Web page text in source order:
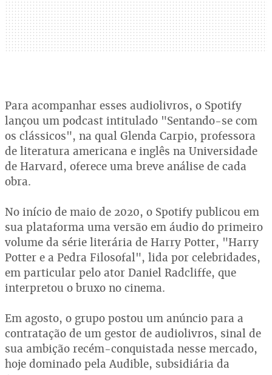
Para acompanhar esses audiolivros, o Spotify
lançou um podcast intitulado "Sentando-se com
os clássicos", na qual Glenda Carpio, professora
de literatura americana e inglês na Universidade
de Harvard, oferece uma breve análise de cada
obra.
No início de maio de 2020, o Spotify publicou em
sua plataforma uma versão em áudio do primeiro
volume da série literária de Harry Potter, "Harry
Potter e a Pedra Filosofal", lida por celebridades,
em particular pelo ator Daniel Radcliffe, que
interpretou o bruxo no cinema.
Em agosto, o grupo postou um anúncio para a
contratação de um gestor de audiolivros, sinal de
sua ambição recém-conquistada nesse mercado,
hoje dominado pela Audible, subsidiária da